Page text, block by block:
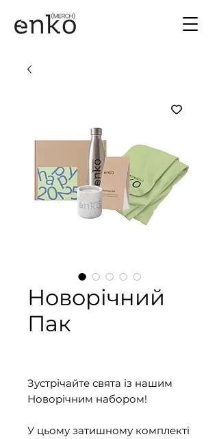
Новорічний
Пак
Зустрічайте свята із нашим
Новорічним набором!
У цьому затишному комплекті